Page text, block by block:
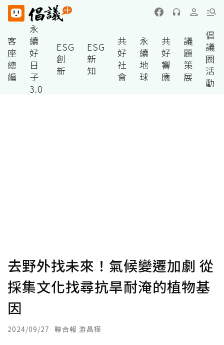
客
座
總
編
永
續
好
日
子
3.0
ESG
創
新
ESG
新
知
共
好
社
會
永
續
地
球
共
好
響
應
議
題
策
展
倡
議
圈
活
動
去野外找未來！氣候變遷加劇 從
採集文化找尋抗旱耐淹的植物基
因
2024/09/27 聯合報 游昌樺